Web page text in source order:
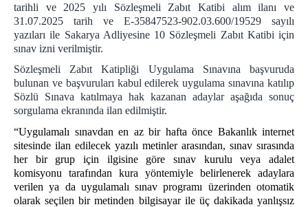
MAHKEMELER
DİĞER BİRİMLER
DENETİMLİ SERBESTLİK MÜDÜRLÜĞÜ
Faaliyetlerimiz
İLETİŞİM
ANA BİNA
EK BİNA
DAHİLİ TELEFON LİSTESİ
tarihli ve 2025 yılı Sözleşmeli Zabıt Katibi alım ilanı ve
31.07.2025 tarih ve E-35847523-902.03.600/19529 sayılı
yazıları ile Sakarya Adliyesine 10 Sözleşmeli Zabıt Katibi için
sınav izni verilmiştir.
Sözleşmeli Zabıt Katipliği Uygulama Sınavına başvuruda
bulunan ve başvuruları kabul edilerek uygulama sınavına katılıp
Sözlü Sınava katılmaya hak kazanan adaylar aşağıda sonuç
sorgulama ekranında ilan edilmiştir.
“Uygulamalı sınavdan en az bir hafta önce Bakanlık internet
sitesinde ilan edilecek yazılı metinler arasından, sınav sırasında
her bir grup için ilgisine göre sınav kurulu veya adalet
komisyonu tarafından kura yöntemiyle belirlenerek adaylara
verilen ya da uygulamalı sınav programı üzerinden otomatik
olarak seçilen bir metinden bilgisayar ile üç dakikada yanlışsız